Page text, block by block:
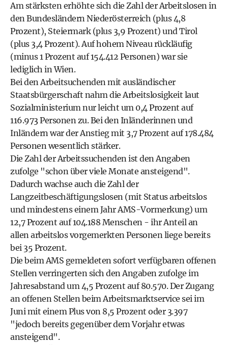
Am stärksten erhöhte sich die Zahl der Arbeitslosen in
den Bundesländern Niederösterreich (plus 4,8
Prozent), Steiermark (plus 3,9 Prozent) und Tirol
(plus 3,4 Prozent). Auf hohem Niveau rückläufig
(minus 1 Prozent auf 154.412 Personen) war sie
lediglich in Wien.
Bei den Arbeitsuchenden mit ausländischer
Staatsbürgerschaft nahm die Arbeitslosigkeit laut
Sozialministerium nur leicht um 0,4 Prozent auf
116.973 Personen zu. Bei den Inländerinnen und
Inländern war der Anstieg mit 3,7 Prozent auf 178.484
Personen wesentlich stärker.
Die Zahl der Arbeitssuchenden ist den Angaben
zufolge "schon über viele Monate ansteigend".
Dadurch wachse auch die Zahl der
Langzeitbeschäftigungslosen (mit Status arbeitslos
und mindestens einem Jahr AMS-Vormerkung) um
12,7 Prozent auf 104.188 Menschen - ihr Anteil an
allen arbeitslos vorgemerkten Personen liege bereits
bei 35 Prozent.
Die beim AMS gemeldeten sofort verfügbaren offenen
Stellen verringerten sich den Angaben zufolge im
Jahresabstand um 4,5 Prozent auf 80.570. Der Zugang
an offenen Stellen beim Arbeitsmarktservice sei im
Juni mit einem Plus von 8,5 Prozent oder 3.397
"jedoch bereits gegenüber dem Vorjahr etwas
ansteigend".